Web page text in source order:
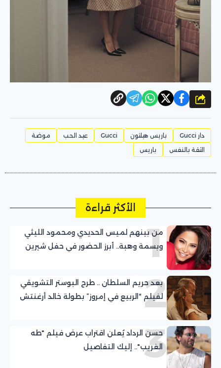
شارك
دار Gucci باريس هيلتون Gucci عيد الحب
موضة
الثقة بالنفس
باريس
الأكثر قراءة
1
من بينهم لميس الحديدي ومحمود الليثي
وبسمة وهبة.. أبرز الحضور في حفل شيرين
عبد الوهاب بالساحل الشمالي
2
بعد حريم السلطان .. طرح البوستر التشويقي
لفيلم “الربيع في إمروز” بطولة خالد أرغنتش
ومريم أوزرلي
3
حسن الرداد يُعلن اقتراب عرض فيلم "طه
الغريب".. إليك التفاصيل